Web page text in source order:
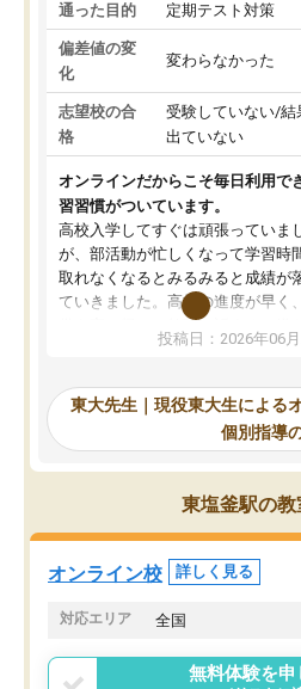
通った目的 定期テスト対策
偏差値の変
化
変わらなかった
志望校の合
格
受験していない/結
出ていない
オンラインだからこそ毎日利用で
習習慣がついています。
高校入学してすぐは頑張っていま
が、部活動が忙しくなって学習時
取れなくなるとみるみると成績が
ていきました。高校の進度が早く
供も家に帰って勉強の話すると嫌
応を示します。東大先生にお願い
れるので、親としても安心です。
使える自習室とかもあり、わから
ところがあれば先生が回答してく
のも重宝しています。
投稿日：2026年06
東大先生｜現役東大生による
個別指導
東塩釜駅の教
オンライン校 詳しく見る
対応エリア 全国
無料体験を申